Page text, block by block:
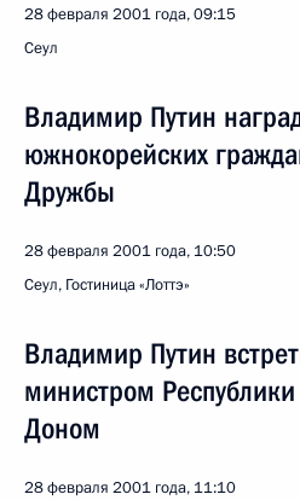
28 февраля 2001 года, 09:15
Сеул
Владимир Путин
южнокорейских
Дружбы
28 февраля 2001 года, 10:50
Сеул, Гостиница «Лоттэ»
Владимир Путин
министром
Доном
28 февраля 2001 года, 11:10